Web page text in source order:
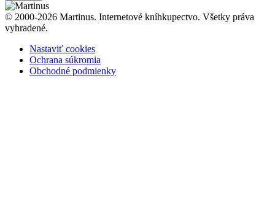
© 2000-2026 Martinus. Internetové kníhkupectvo. Všetky práva
vyhradené.
Nastaviť cookies
Ochrana súkromia
Obchodné podmienky